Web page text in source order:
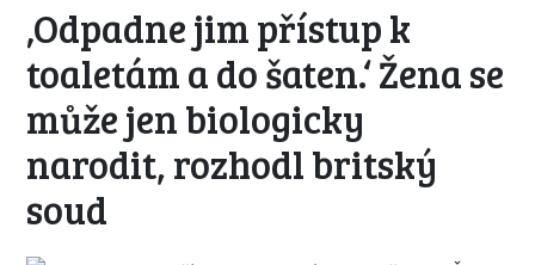
‚Odpadne jim přístup k
toaletám a do šaten.‘ Žena se
může jen biologicky
narodit, rozhodl britský
soud